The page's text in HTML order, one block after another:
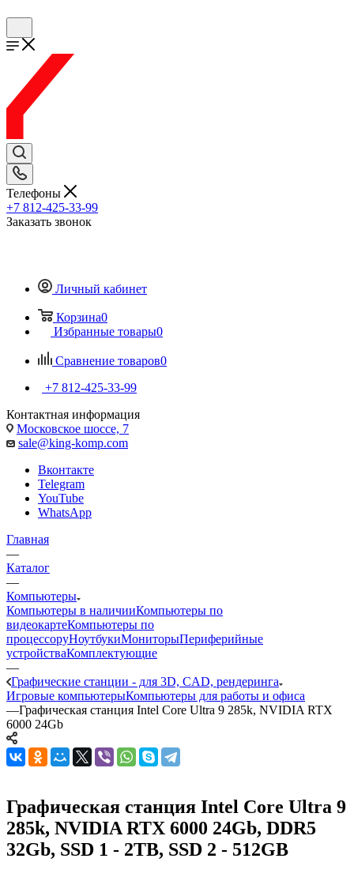
Телефоны
+7 812-425-33-99
Заказать звонок
Личный кабинет
Корзина0
Избранные товары0
Сравнение товаров0
+7 812-425-33-99
Контактная информация
Московское шоссе, 7
sale@king-komp.com
Вконтакте
Telegram
YouTube
WhatsApp
Главная
—
Каталог
—
Компьютеры
Компьютеры в наличииКомпьютеры по
видеокартеКомпьютеры по
процессоруНоутбукиМониторыПериферийные
устройстваКомплектующие
—
Графические станции - для 3D, CAD, рендеринга
Игровые компьютерыКомпьютеры для работы и офиса
—Графическая станция Intel Core Ultra 9 285k, NVIDIA RTX
6000 24Gb
Графическая станция Intel Core Ultra 9
285k, NVIDIA RTX 6000 24Gb, DDR5
32Gb, SSD 1 - 2TB, SSD 2 - 512GB